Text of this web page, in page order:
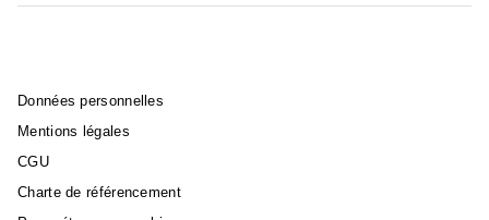
Données personnelles
Mentions légales
CGU
Charte de référencement